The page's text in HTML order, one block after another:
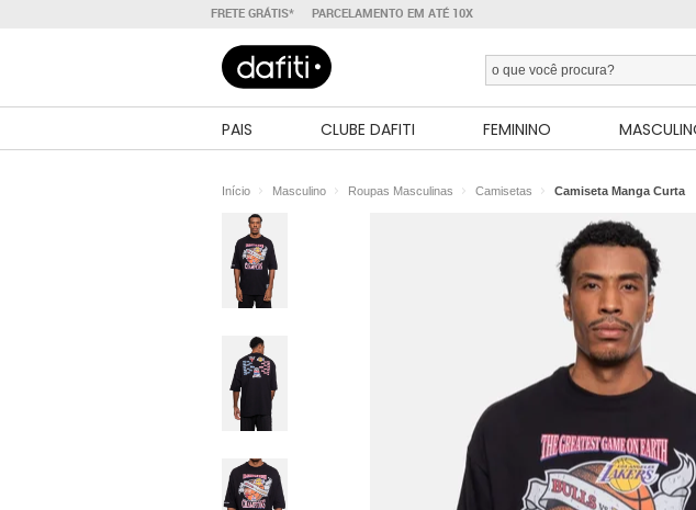
FRETE GRÁTIS* PARCELAMENTO EM ATÉ 10X
PAIS CLUBE DAFITI FEMININO
Início Masculino Roupas Masculinas Camisetas Camiseta Manga Curta